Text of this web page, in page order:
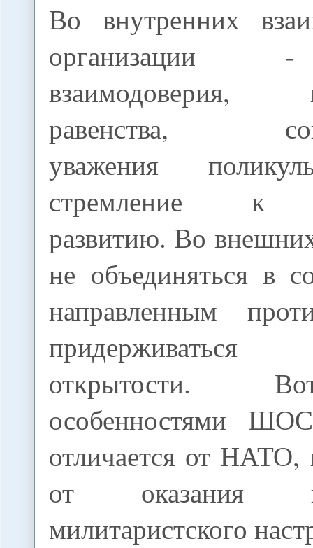
Во внутренних
организации
взаимодоверия,
равенства,
уважения
стремление к
развитию. Во
не объединяться в
направленным
открытости.
особенностями
отличается от НАТО,
от оказания
милитаристского